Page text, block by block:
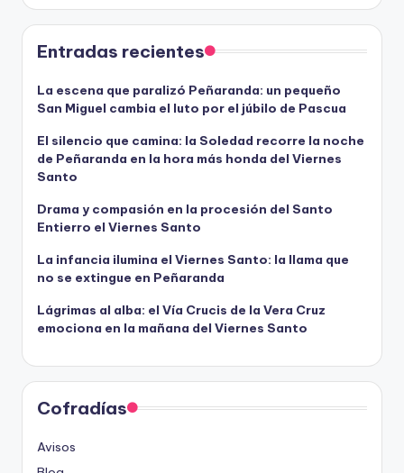
r
d
v
í
e
o
Entradas recientes
La escena que paralizó Peñaranda: un pequeño
San Miguel cambia el luto por el júbilo de Pascua
El silencio que camina: la Soledad recorre la noche
de Peñaranda en la hora más honda del Viernes
Santo
Drama y compasión en la procesión del Santo
Entierro el Viernes Santo
La infancia ilumina el Viernes Santo: la llama que
no se extingue en Peñaranda
Lágrimas al alba: el Vía Crucis de la Vera Cruz
emociona en la mañana del Viernes Santo
Cofradías
Avisos